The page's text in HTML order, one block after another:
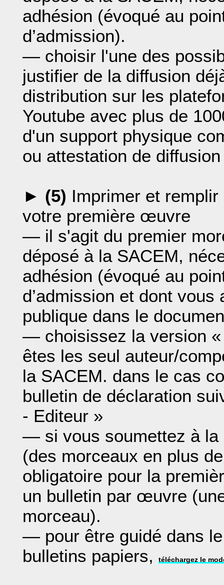
adhésion (évoqué au
d’admission).
— choisir l'une des
justifier de la diffusion
distribution sur les
Youtube avec plus de
d'un support physique
ou attestation de
► (5) Imprimer et
votre première œuvre
— il s'agit du premier
déposé à la SACEM,
adhésion (évoqué au
d’admission et dont
publique dans le
— choisissez la version
êtes les seul auteur/
la SACEM. dans le cas
bulletin de déclaration
- Editeur »
— si vous soumettez à la
(des morceaux en plus
obligatoire pour la
un bulletin par œuvre
morceau).
— pour être guidé dans
bulletins papiers,
téléchargez le